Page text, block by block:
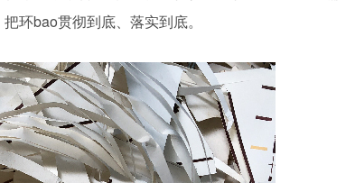
环bao贯彻到底、落实到底。